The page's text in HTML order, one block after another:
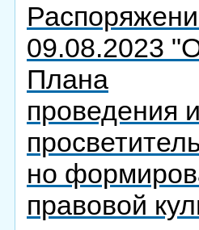
09.08.2023
Плана
проведения
но
правовой